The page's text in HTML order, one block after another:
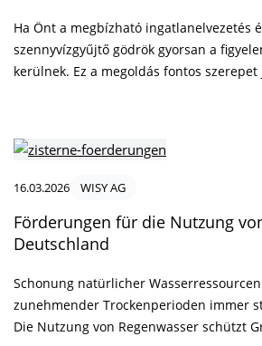
Ha Önt a megbízható ingatlanelvezetés
szennyvízgyűjtő gödrök gyorsan a
kerülnek. Ez a megoldás fontos szerepet
vagy tervezőnek érdemes közelebbről
funkciót, az alkalmazási területet és a
16.03.2026 WISY AG
Förderungen für die Nutzung
Deutschland
Schonung natürlicher
zunehmender Trockenperioden immer
Die Nutzung von Regenwasser schützt